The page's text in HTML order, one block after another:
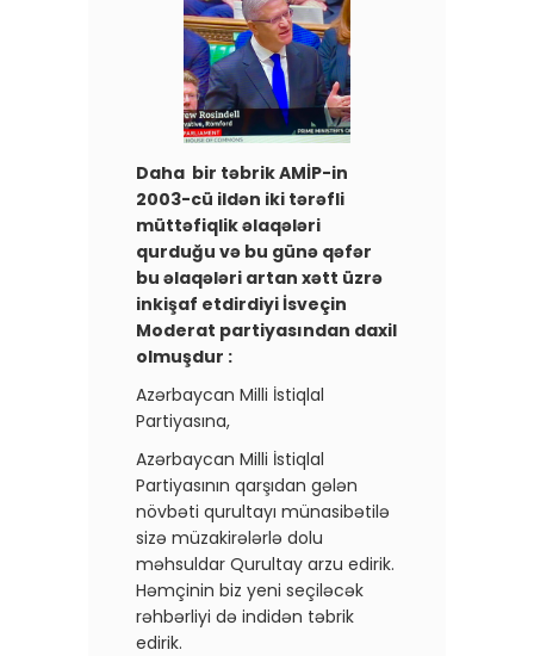
Daha bir təbrik AMİP-in
2003-cü ildən iki tərəfli
müttəfiqlik əlaqələri
qurduğu və bu günə qəfər
bu əlaqələri artan xətt üzrə
inkişaf etdirdiyi İsveçin
Moderat partiyasından daxil
olmuşdur :
Azərbaycan Milli İstiqlal
Partiyasına,
Azərbaycan Milli İstiqlal
Partiyasının qarşıdan gələn
növbəti qurultayı münasibətilə
sizə müzakirələrlə dolu
məhsuldar Qurultay arzu edirik.
Həmçinin biz yeni seçiləcək
rəhbərliyi də indidən təbrik
edirik.